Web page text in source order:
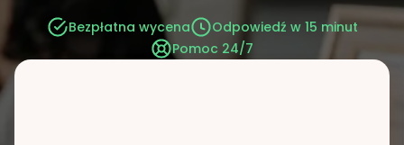
Bezpłatna wycena
Odpowiedź w 15 minut
Pomoc 24/7